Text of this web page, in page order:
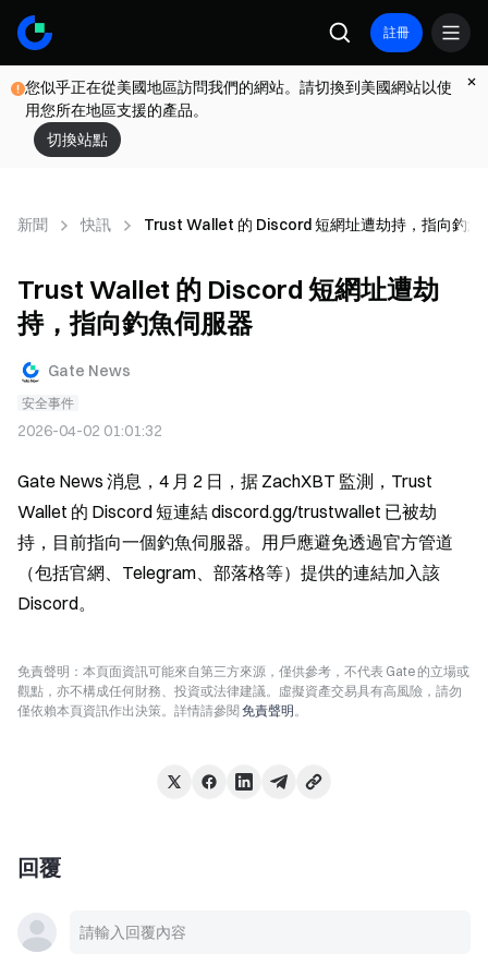
註冊
您似乎正在從美國地區訪問我們的網站。請切換到美國網站以使
用您所在地區支援的產品。
切換站點
新聞 快訊 Trust Wallet 的 Discord 短網址遭劫持，指向釣魚
Trust Wallet 的 Discord 短網址遭劫
持，指向釣魚伺服器
Gate News
安全事件
2026-04-02 01:01:32
Gate News 消息，4 月 2 日，据 ZachXBT 監測，Trust
Wallet 的 Discord 短連結 discord.gg/trustwallet 已被劫
持，目前指向一個釣魚伺服器。用戶應避免透過官方管道
（包括官網、Telegram、部落格等）提供的連結加入該
Discord。
免責聲明：本頁面資訊可能來自第三方來源，僅供參考，不代表 Gate 的立場或
觀點，亦不構成任何財務、投資或法律建議。虛擬資產交易具有高風險，請勿
僅依賴本頁資訊作出決策。詳情請參閱 免責聲明。
回覆